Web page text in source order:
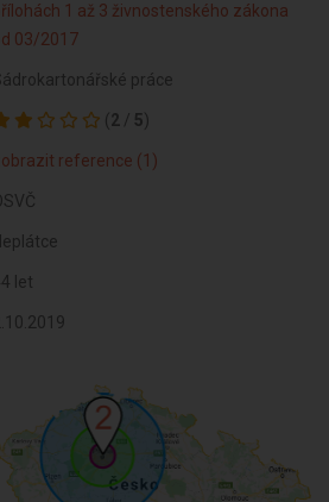
1 až 3 živnostenského zákona
03/2017
práce
( 2 / 5)
reference (1)
let